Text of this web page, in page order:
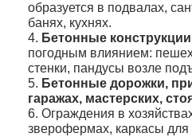
образуется в подвалах,
банях, кухнях.
Бетонные конструкции
погодным влиянием:
стенки, пандусы возле
Бетонные дорожки,
гаражах, мастерских,
Ограждения в
зверофермах, каркасы для